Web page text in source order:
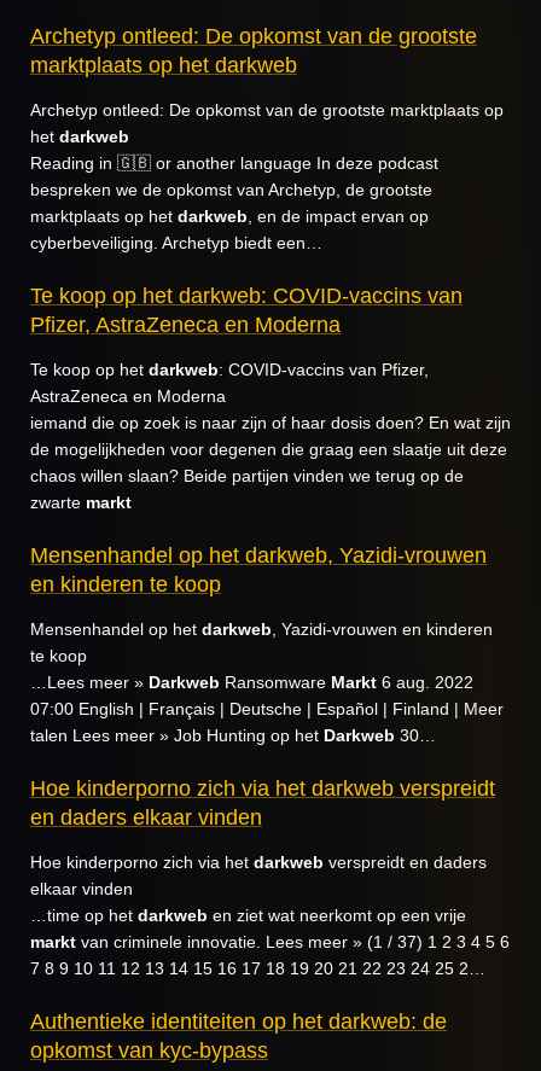
Archetyp ontleed: De opkomst van de grootste
marktplaats op het darkweb
Archetyp ontleed: De opkomst van de grootste marktplaats op
het darkweb
Reading in 🇬🇧 or another language In deze podcast
bespreken we de opkomst van Archetyp, de grootste
marktplaats op het darkweb , en de impact ervan op
cyberbeveiliging. Archetyp biedt een…
Te koop op het darkweb: COVID-vaccins van
Pfizer, AstraZeneca en Moderna
Te koop op het darkweb: COVID-vaccins van Pfizer,
AstraZeneca en Moderna
iemand die op zoek is naar zijn of haar dosis doen? En wat zijn
de mogelijkheden voor degenen die graag een slaatje uit deze
chaos willen slaan? Beide partijen vinden we terug op de
zwarte markt
Mensenhandel op het darkweb, Yazidi-vrouwen
en kinderen te koop
Mensenhandel op het darkweb , Yazidi-vrouwen en kinderen
te koop
…Lees meer » Darkweb Ransomware Markt 6 aug. 2022
07:00 English | Français | Deutsche | Español | Finland | Meer
talen Lees meer » Job Hunting op het Darkweb 30…
Hoe kinderporno zich via het darkweb verspreidt
en daders elkaar vinden
Hoe kinderporno zich via het darkweb verspreidt en daders
elkaar vinden
…time op het darkweb en ziet wat neerkomt op een vrije
markt van criminele innovatie. Lees meer » (1 / 37) 1 2 3 4 5 6
7 8 9 10 11 12 13 14 15 16 17 18 19 20 21 22 23 24 25 2…
Authentieke identiteiten op het darkweb: de
opkomst van kyc-bypass